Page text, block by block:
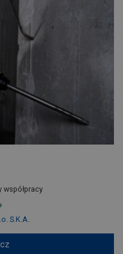
współpracy
S.K.A.